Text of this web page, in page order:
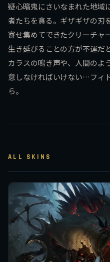
疑心暗鬼にさいなまれた地域
者たちを貪る。ギザギザの刃
寄せ集めてできたクリーチャ
生き延びることの方が不運だ
カラスの鳴き声や、人間のよ
意しなければいけない…フィ
ら。
ALL SKINS